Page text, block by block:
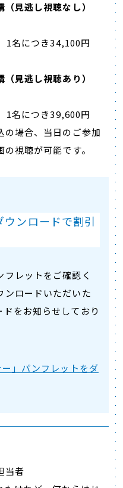
（見逃し視聴なし）
1名につき34,100円
（見逃し視聴あり）
1名につき39,600円
の場合、当日のご参加
視聴が可能です。
ンロードで割引
レットをご確認く
ンロードいただいた
を​お知らせしており
」パンフレットをダ
当者